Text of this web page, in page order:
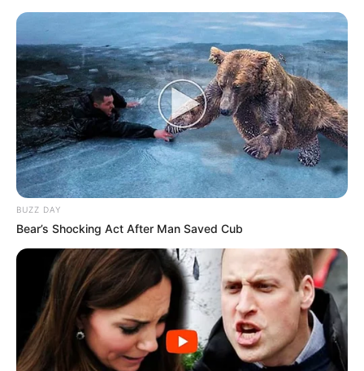
BUZZ DAY
Bear’s Shocking Act After Man Saved Cub